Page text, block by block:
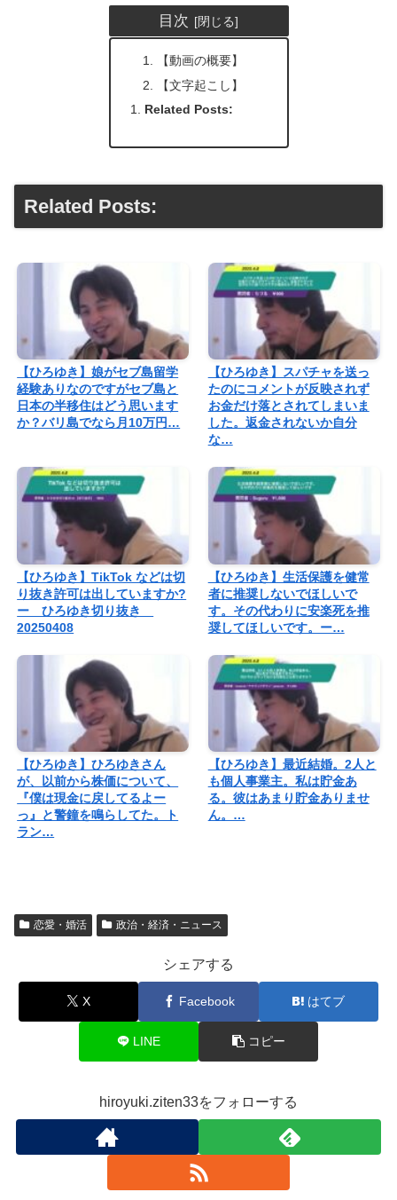
目次
【動画の概要】
【文字起こし】
Related Posts:
Related Posts:
【ひろゆき】娘がセブ島留学
経験ありなのですがセブ島と
日本の半移住はどう思います
か？バリ島でなら月10万円…
【ひろゆき】スパチャを送っ
たのにコメントが反映されず
お金だけ落とされてしまいま
した。返金されないか自分
な…
【ひろゆき】TikTok などは切
り抜き許可は出していますか?
ー ひろゆき切り抜き
20250408
【ひろゆき】生活保護を健常
者に推奨しないでほしいで
す。その代わりに安楽死を推
奨してほしいです。ー…
【ひろゆき】ひろゆきさん
が、以前から株価について、
『僕は現金に戻してるよー
っ』と警鐘を鳴らしてた。ト
ラン…
【ひろゆき】最近結婚。2人と
も個人事業主。私は貯金あ
る。彼はあまり貯金ありませ
ん。…
恋愛・婚活 政治・経済・ニュース
シェアする
X Facebook はてブ
LINE コピー
hiroyuki.ziten33をフォローする